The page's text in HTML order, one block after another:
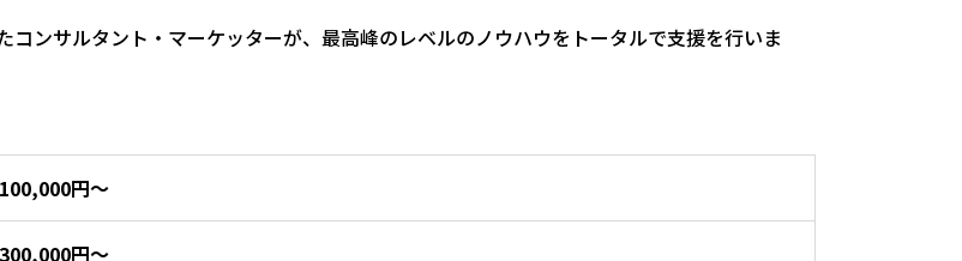
ンサルタント・マーケッターが、最高峰のレベルのノウハウをトータルで支援を行いま
円～
円～